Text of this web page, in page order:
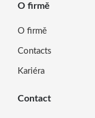
O firmě
O firmě
Contacts
Kariéra
Contact